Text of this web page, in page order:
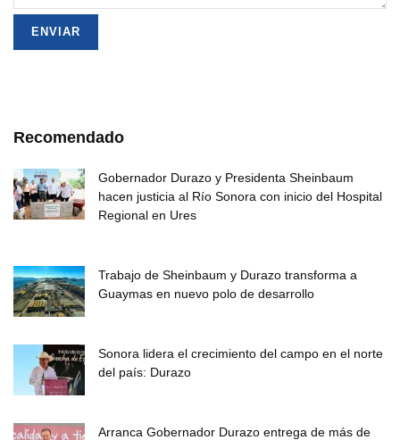
Recomendado
Gobernador Durazo y Presidenta Sheinbaum
hacen justicia al Río Sonora con inicio del Hospital
Regional en Ures
Trabajo de Sheinbaum y Durazo transforma a
Guaymas en nuevo polo de desarrollo
Sonora lidera el crecimiento del campo en el norte
del país: Durazo
Arranca Gobernador Durazo entrega de más de